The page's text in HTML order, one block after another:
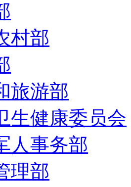
村部
旅游部
生健康委员会
人事务部
理部